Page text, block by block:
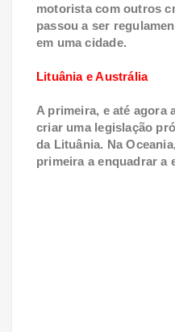
motorista com outros
passou a ser
em uma cidade.
Lituânia e Austrália
A primeira, e até agora
criar uma legislação
da Lituânia. Na
primeira a enquadrar a